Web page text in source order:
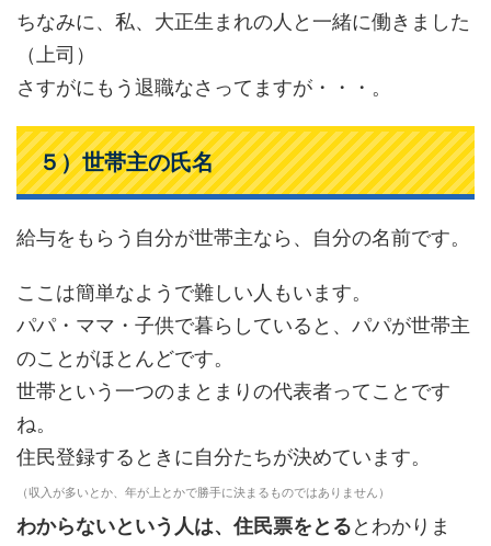
ちなみに、私、大正生まれの人と一緒に働きました
（上司）
さすがにもう退職なさってますが・・・。
５）世帯主の氏名
給与をもらう自分が世帯主なら、自分の名前です。
ここは簡単なようで難しい人もいます。
パパ・ママ・子供で暮らしていると、パパが世帯主
のことがほとんどです。
世帯という一つのまとまりの代表者ってことです
ね。
住民登録するときに自分たちが決めています。
（収入が多いとか、年が上とかで勝手に決まるものではありません）
わからないという人は、住民票をとるとわかりま